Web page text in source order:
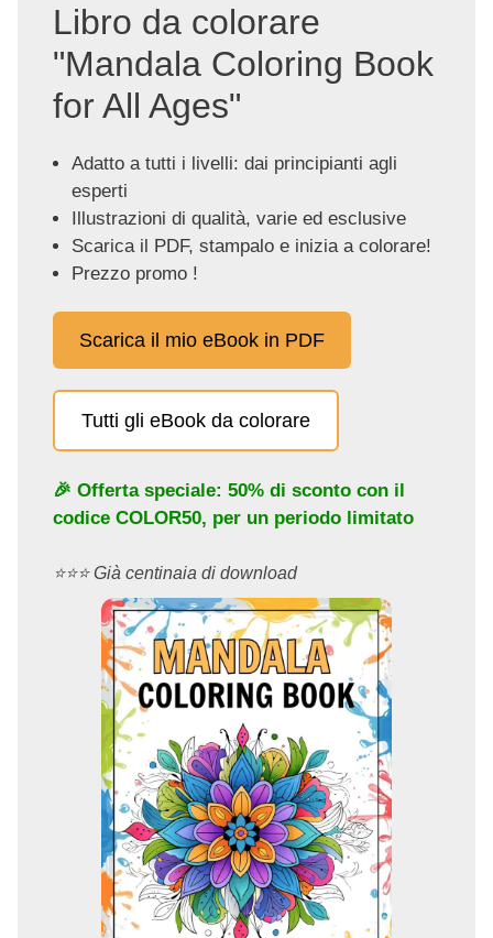
Libro da colorare
"Mandala Coloring Book
for All Ages"
Adatto a tutti i livelli: dai principianti agli
esperti
Illustrazioni di qualità, varie ed esclusive
Scarica il PDF, stampalo e inizia a colorare!
Prezzo promo !
Scarica il mio eBook in PDF
Tutti gli eBook da colorare
🎉 Offerta speciale: 50% di sconto con il
codice COLOR50, per un periodo limitato
⭐️⭐️⭐️ Già centinaia di download